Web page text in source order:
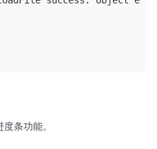
条功能。